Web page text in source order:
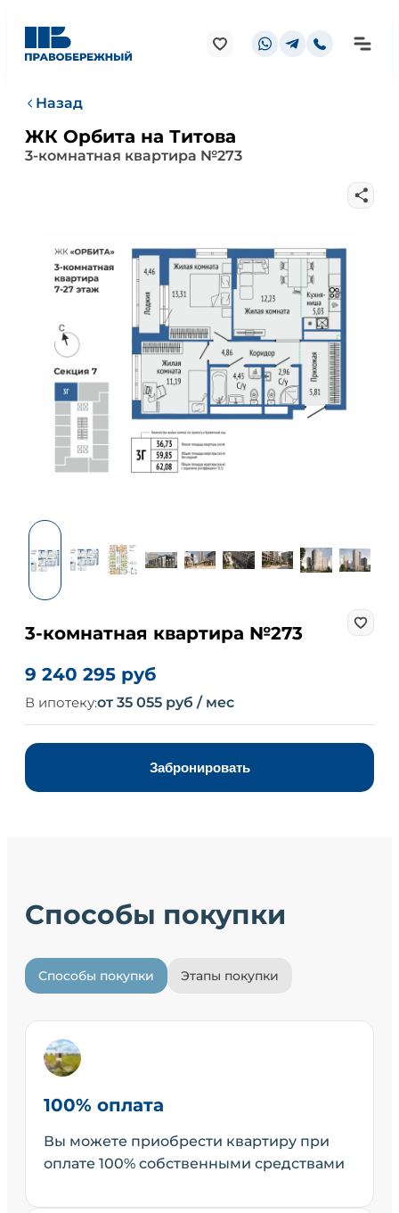
Назад
ЖК Орбита на Титова
3-комнатная квартира №273
3-комнатная квартира №273
9 240 295 руб
В ипотеку:от 35 055 руб / мес
Забронировать
Способы покупки
Способы покупки Этапы покупки
100% оплата
Вы можете приобрести квартиру при
оплате 100% собственными средствами